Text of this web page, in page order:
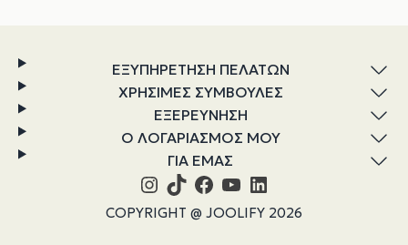
ΕΞΥΠΗΡΕΤΗΣΗ ΠΕΛΑΤΩΝ
ΧΡΗΣΙΜΕΣ ΣΥΜΒΟΥΛΕΣ
ΕΞΕΡΕΥΝΗΣΗ
Ο ΛΟΓΑΡΙΑΣΜΟΣ ΜΟΥ
ΓΙΑ ΕΜΑΣ
COPYRIGHT @ JOOLIFY 2026